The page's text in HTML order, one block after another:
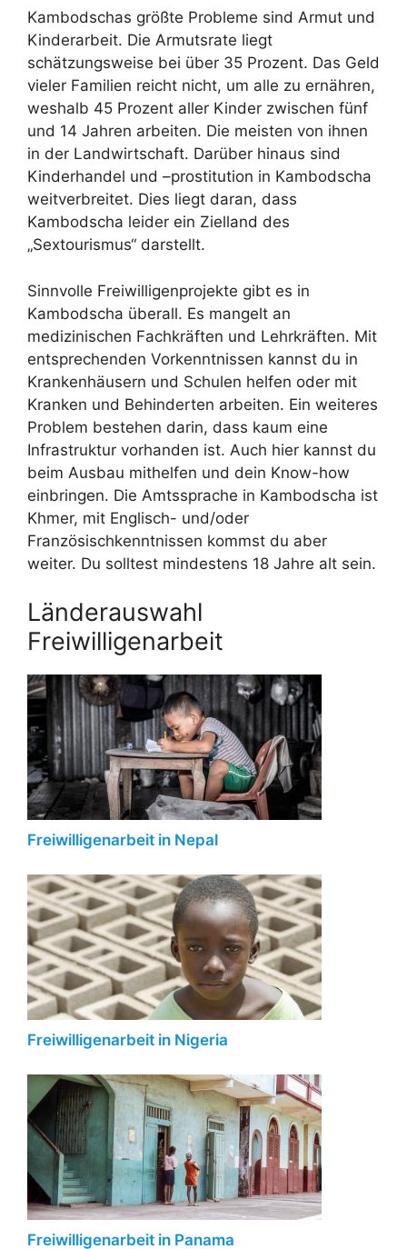
Kambodschas größte Probleme sind Armut und
Kinderarbeit. Die Armutsrate liegt
schätzungsweise bei über 35 Prozent. Das Geld
vieler Familien reicht nicht, um alle zu ernähren,
weshalb 45 Prozent aller Kinder zwischen fünf
und 14 Jahren arbeiten. Die meisten von ihnen
in der Landwirtschaft. Darüber hinaus sind
Kinderhandel und –prostitution in Kambodscha
weitverbreitet. Dies liegt daran, dass
Kambodscha leider ein Zielland des
„Sextourismus“ darstellt.
Sinnvolle Freiwilligenprojekte gibt es in
Kambodscha überall. Es mangelt an
medizinischen Fachkräften und Lehrkräften. Mit
entsprechenden Vorkenntnissen kannst du in
Krankenhäusern und Schulen helfen oder mit
Kranken und Behinderten arbeiten. Ein weiteres
Problem bestehen darin, dass kaum eine
Infrastruktur vorhanden ist. Auch hier kannst du
beim Ausbau mithelfen und dein Know-how
einbringen. Die Amtssprache in Kambodscha ist
Khmer, mit Englisch- und/oder
Französischkenntnissen kommst du aber
weiter. Du solltest mindestens 18 Jahre alt sein.
Länderauswahl
Freiwilligenarbeit
Freiwilligenarbeit in Nepal
Freiwilligenarbeit in Nigeria
Freiwilligenarbeit in Panama